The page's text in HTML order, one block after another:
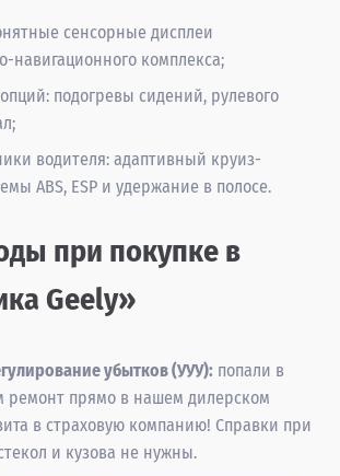
сенсорные дисплеи
навигационного комплекса;
подогревы сидений, рулевого
водителя: адаптивный круиз-
ABS, ESP и удержание в полосе.
при покупке в
Geely»
убытков (УУУ): попали в
прямо в нашем дилерском
в страховую компанию! Справки при
и кузова не нужны.